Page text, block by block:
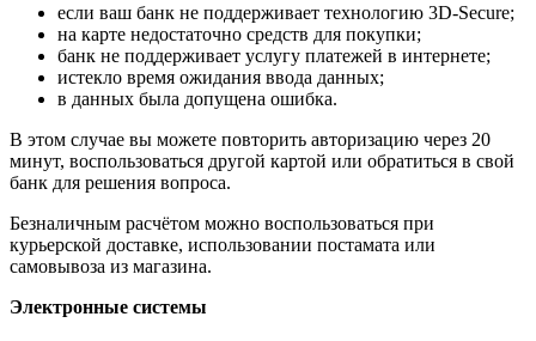
если ваш банк не поддерживает технологию 3D-Secure;
на карте недостаточно средств для покупки;
банк не поддерживает услугу платежей в интернете;
истекло время ожидания ввода данных;
в данных была допущена ошибка.
В этом случае вы можете повторить авторизацию через 20
минут, воспользоваться другой картой или обратиться в свой
банк для решения вопроса.
Безналичным расчётом можно воспользоваться при
курьерской доставке, использовании постамата или
самовывоза из магазина.
Электронные системы